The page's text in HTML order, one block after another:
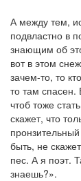
А между тем,
подвластно в
знающим об
вот в этом
зачем-то, то
то там спасен.
чтоб тоже
скажет, что
быть, не
пес. А я поэт.
знаешь?».